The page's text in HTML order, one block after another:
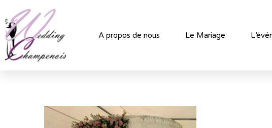
A propos de nous Le Mariage